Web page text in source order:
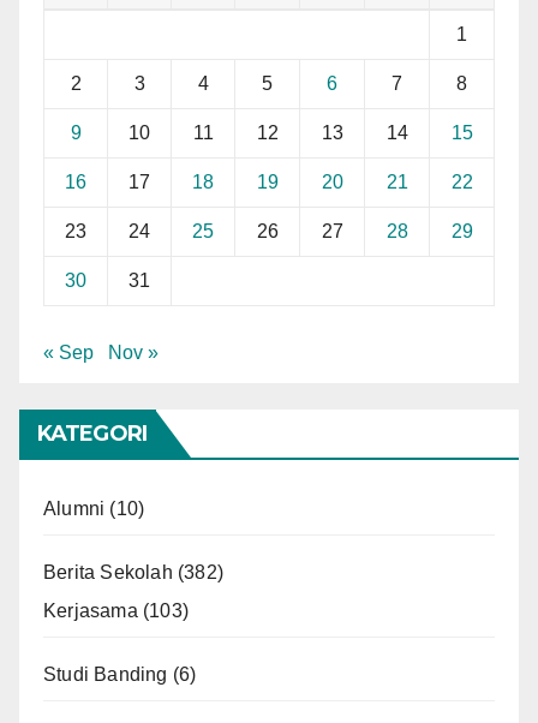
1
2 3 4 5 6 7 8
9 10 11 12 13 14 15
16 17 18 19 20 21 22
23 24 25 26 27 28 29
30 31
« Sep Nov »
KATEGORI
Alumni (10)
Berita Sekolah (382)
Kerjasama (103)
Studi Banding (6)